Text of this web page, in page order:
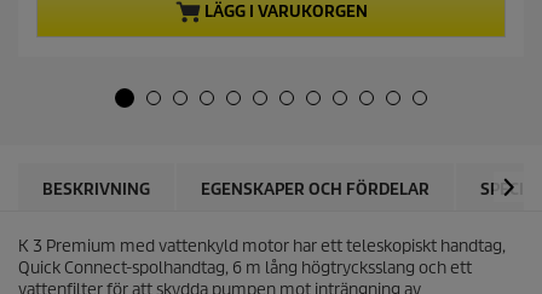
r
e
o
5
2
r
LÄGG I VARUKORGEN
BESKRIVNING EGENSKAPER OCH FÖRDELAR
K 3 Premium med vattenkyld motor har ett teleskopiskt handtag,
Quick Connect-spolhandtag, 6 m lång högtrycksslang och ett
vattenfilter för att skydda pumpen mot inträngning av